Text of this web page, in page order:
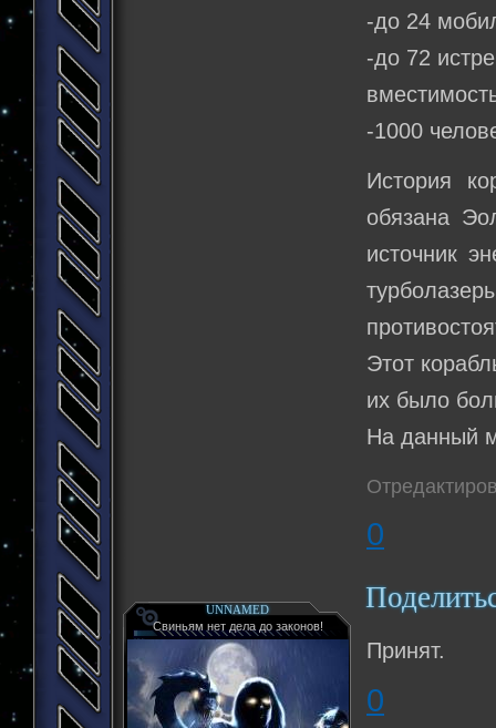
-до 24
-до 72
-1000
История
обязана
источник
Этот
их было
На данный
0
UNNAMED
Свиньям нет дела до законов!
Принят.
0